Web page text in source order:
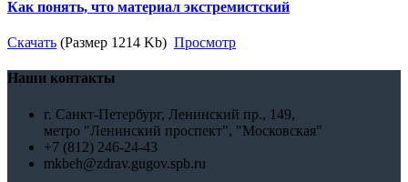
Как понять, что материал экстремистский
Скачать (Размер 1214 Kb) Просмотр
Наши контакты
г. Санкт-Петербург, Ленинский пр., 149,
метро "Ленинский проспект", "Московская"
+7 (812) 246-24-43
mkbeh@zdrav.gugov.spb.ru